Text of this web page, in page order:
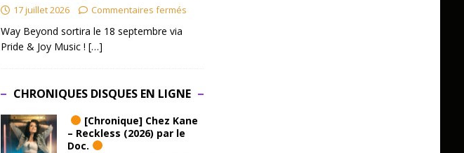
17 juillet 2026 Commentaires fermés
Way Beyond sortira le 18 septembre via
Pride & Joy Music ! […]
CHRONIQUES DISQUES EN LIGNE
[Chronique] Chez Kane
– Reckless (2026) par le
Doc.